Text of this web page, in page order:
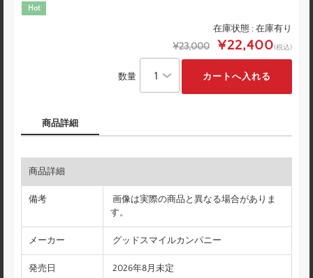
Hot
在庫状態 : 在庫有り
¥23,000 ¥22,400(税込)
数量
商品詳細
商品詳細
備考
画像は実際の商品と異なる場合がありま
す。
メーカー グッドスマイルカンパニー
発売日 2026年8月未定